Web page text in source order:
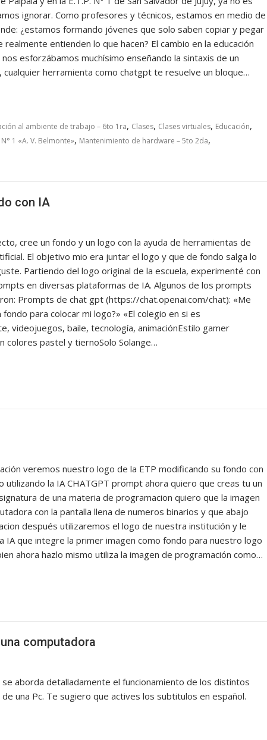
ignorar. Como profesores y técnicos, estamos en medio de
¿estamos formando jóvenes que solo saben copiar y pegar
realmente entienden lo que hacen? El cambio en la educación
esforzábamos muchísimo enseñando la sintaxis de un
cualquier herramienta como chatgpt te resuelve un bloque…
al ambiente de trabajo – 6to 1ra, Clases, Clases virtuales, Educación,
N° 1 «A. V. Belmonte», Mantenimiento de hardware – 5to 2da,
con IA
cree un fondo y un logo con la ayuda de herramientas de
El objetivo mio era juntar el logo y que de fondo salga lo
Partiendo del logo original de la escuela, experimenté con
en diversas plataformas de IA. Algunos de los prompts
Prompts de chat gpt (https://chat.openai.com/chat): «Me
fondo para colocar mi logo?» «El colegio en si es
videojuegos, baile, tecnología, animaciónEstilo gamer
colores pastel y tiernoSolo Solange…
veremos nuestro logo de la ETP modificando su fondo con
utilizando la IA CHATGPT prompt ahora quiero que creas tu un
de una materia de programacion quiero que la imagen
con la pantalla llena de numeros binarios y que abajo
después utilizaremos el logo de nuestra institución y le
IA que integre la primer imagen como fondo para nuestro logo
ahora hazlo mismo utiliza la imagen de programación como…
computadora
aborda detalladamente el funcionamiento de los distintos
una Pc. Te sugiero que actives los subtitulos en español.